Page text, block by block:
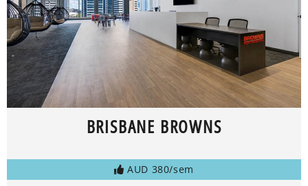
BRISBANE BROWNS
AUD 380/sem